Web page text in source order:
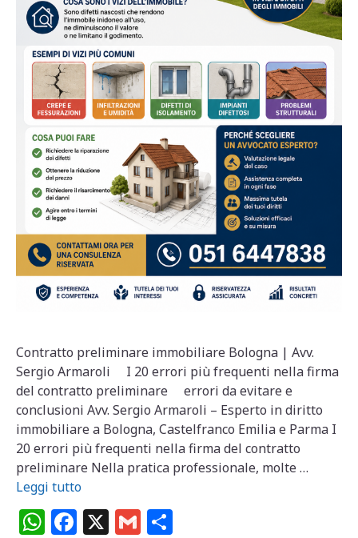
Contratto preliminare immobiliare Bologna | Avv.
Sergio Armaroli I 20 errori più frequenti nella firma
del contratto preliminare errori da evitare e
conclusioni Avv. Sergio Armaroli – Esperto in diritto
immobiliare a Bologna, Castelfranco Emilia e Parma I
20 errori più frequenti nella firma del contratto
preliminare Nella pratica professionale, molte …
Leggi tutto
W F X G